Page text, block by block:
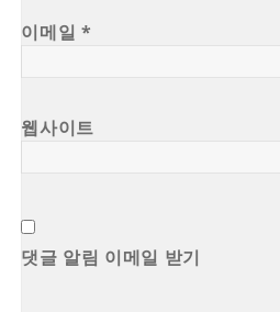
이메일 *
웹사이트
댓글 알림 이메일 받기